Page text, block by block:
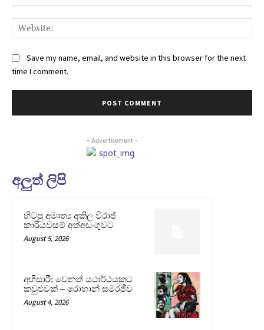
Save my name, email, and website in this browser for the next
time I comment.
- Advertisement -
අලුත් ලිපි
හිටපු අමාත්‍ය අකිල විරාජ්
කාරියවසම් අත්අඩංගුවට
August 5, 2026
අභිසාරී: වෙනත් යථාර්ථයකට
කවුළුවක් – රොහාන් සමරජීව
August 4, 2026